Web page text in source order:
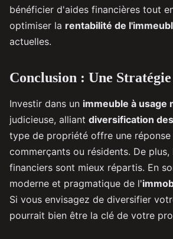
bénéficier d'aides financières tout
optimiser la rentabilité de
actuelles.
Conclusion : Une
Investir dans un immeuble à usage
judicieuse, alliant diversification
type de propriété offre une
commerçants ou résidents. De plus,
financiers sont mieux répartis. En
moderne et pragmatique de l'
Si vous envisagez de diversifier
pourrait bien être la clé de votre